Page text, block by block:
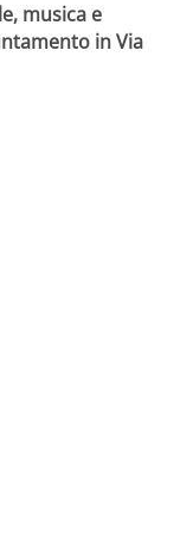
musica e
in Via